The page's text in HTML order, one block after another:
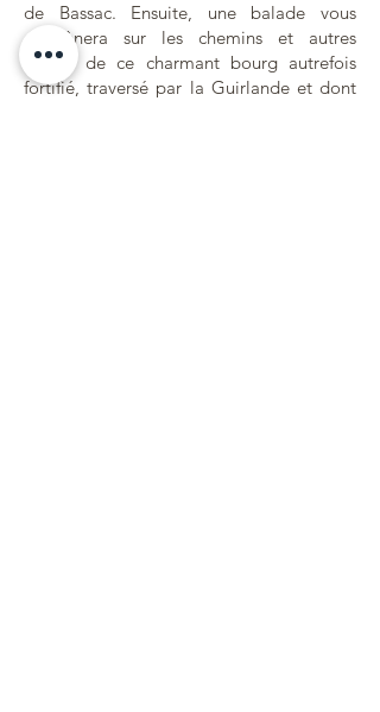
de Bassac. Ensuite, une balade vous
emmènera sur les chemins et autres
ruelles de ce charmant bourg autrefois
fortifié, traversé par la Guirlande et dont